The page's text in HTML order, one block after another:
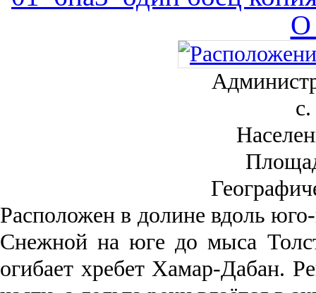
О
Рас­положен в долине вдоль
Снежной на юге до мыса
огибает хребет Хамар-Дабан.